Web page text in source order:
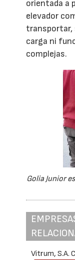
orientada a
elevador
transportar,
carga ni
complejas.
Golia Junior
Vitrum, S.A.